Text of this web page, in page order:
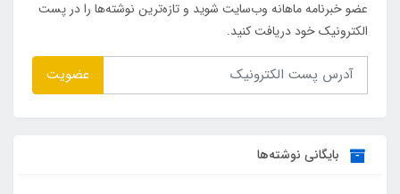
عضو خبرنامه ماهانه وب‌سایت شوید و تازه‌ترین نوشته‌ها را در پست
الکترونیک خود دریافت کنید.
عضویت
بایگانی نوشته‌ها